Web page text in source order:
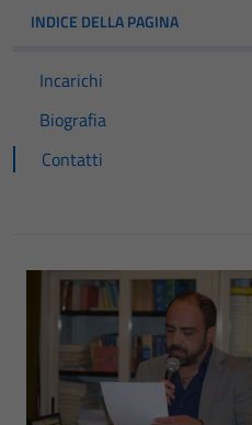
INDICE DELLA PAGINA
Incarichi
Biografia
Contatti